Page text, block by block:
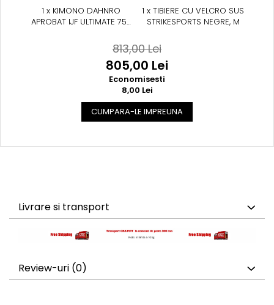
1 x KIMONO DAHNRO
APROBAT IJF ULTIMATE 750
1 x TIBIERE CU VELCRO SUS
STRIKESPORTS NEGRE, M
813,00 Lei
805,00 Lei
Economisesti
8,00 Lei
CUMPARA-LE IMPREUNA
Livrare si transport
Review-uri (0)